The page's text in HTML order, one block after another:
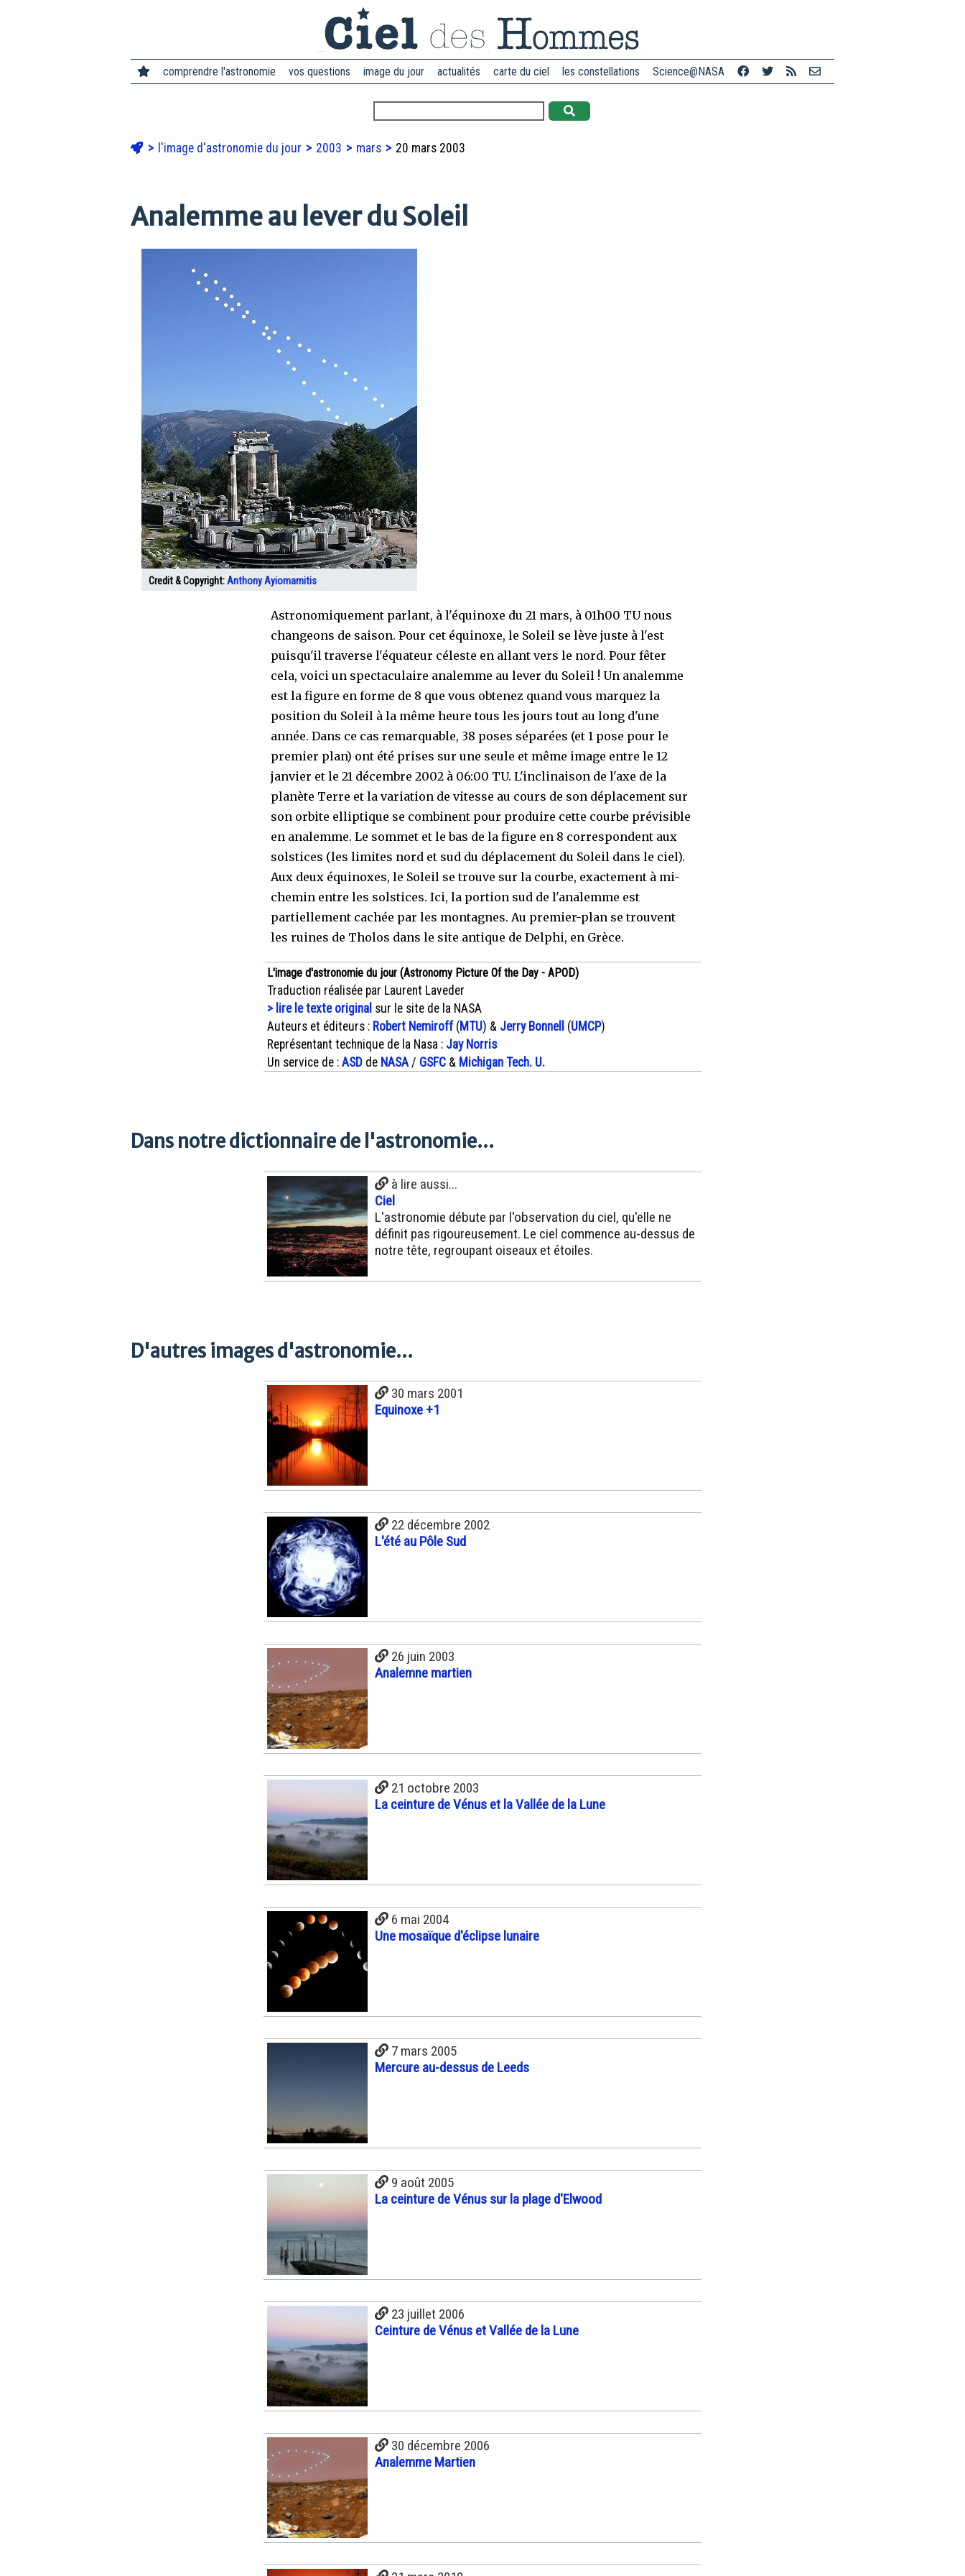
comprendre l'astronomie vos questions image du jour actualités carte du ciel les constellations Science@NASA
l'image d'astronomie du jour 2003 mars 20 mars 2003
Analemme au lever du Soleil
Credit & Copyright:Anthony Ayiomamitis
Astronomiquement parlant, à l'équinoxe du 21 mars, à 01h00 TU nous
changeons de saison. Pour cet équinoxe, le Soleil se lève juste à l'est
puisqu'il traverse l'équateur céleste en allant vers le nord. Pour fêter
cela, voici un spectaculaire analemme au lever du Soleil ! Un analemme
est la figure en forme de 8 que vous obtenez quand vous marquez la
position du Soleil à la même heure tous les jours tout au long d'une
année. Dans ce cas remarquable, 38 poses séparées (et 1 pose pour le
premier plan) ont été prises sur une seule et même image entre le 12
janvier et le 21 décembre 2002 à 06:00 TU. L'inclinaison de l'axe de la
planète Terre et la variation de vitesse au cours de son déplacement sur
son orbite elliptique se combinent pour produire cette courbe prévisible
en analemme. Le sommet et le bas de la figure en 8 correspondent aux
solstices (les limites nord et sud du déplacement du Soleil dans le ciel).
Aux deux équinoxes, le Soleil se trouve sur la courbe, exactement à mi-
chemin entre les solstices. Ici, la portion sud de l'analemme est
partiellement cachée par les montagnes. Au premier-plan se trouvent
les ruines de Tholos dans le site antique de Delphi, en Grèce.
L'image d'astronomie du jour (Astronomy Picture Of the Day - APOD)
Traduction réalisée par Laurent Laveder
> lire le texte original sur le site de la NASA
Auteurs et éditeurs : Robert Nemiroff(MTU) & Jerry Bonnell (UMCP)
Représentant technique de la Nasa : Jay Norris
Un service de : ASD de NASA / GSFC & Michigan Tech. U.
Dans notre dictionnaire de l'astronomie...
à lire aussi...
Ciel
L'astronomie débute par l'observation du ciel, qu'elle ne
définit pas rigoureusement. Le ciel commence au-dessus de
notre tête, regroupant oiseaux et étoiles.
D'autres images d'astronomie...
30 mars 2001
Equinoxe +1
22 décembre 2002
L'été au Pôle Sud
26 juin 2003
Analemne martien
21 octobre 2003
La ceinture de Vénus et la Vallée de la Lune
6 mai 2004
Une mosaïque d'éclipse lunaire
7 mars 2005
Mercure au-dessus de Leeds
9 août 2005
La ceinture de Vénus sur la plage d'Elwood
23 juillet 2006
Ceinture de Vénus et Vallée de la Lune
30 décembre 2006
Analemme Martien